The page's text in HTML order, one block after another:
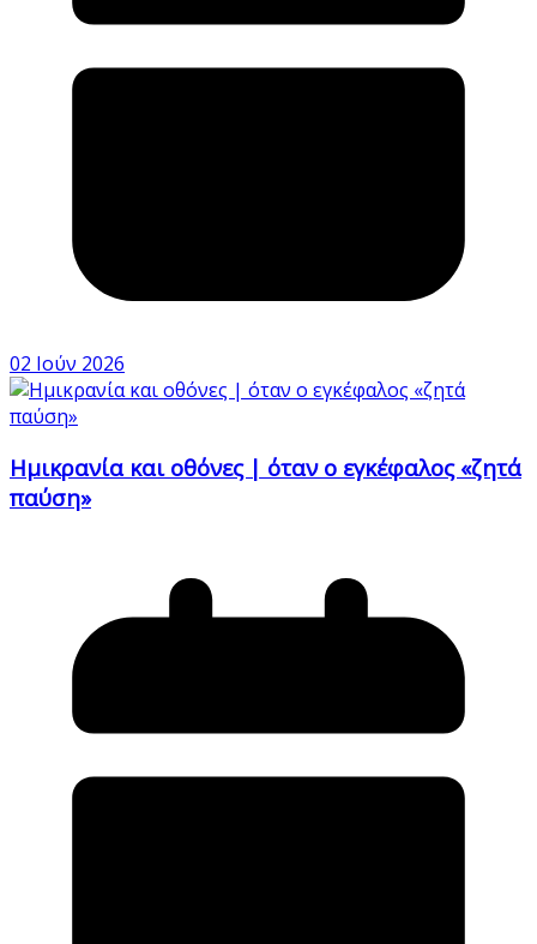
02 Ιούν 2026
Ημικρανία και οθόνες | όταν ο εγκέφαλος «ζητά
παύση»